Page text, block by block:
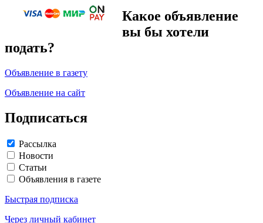
Какое объявление
вы бы хотели
подать?
Объявление в газету
Объявление на сайт
Подписаться
Рассылка
Новости
Статьи
Объявления в газете
Быстрая подписка
Через личный кабинет